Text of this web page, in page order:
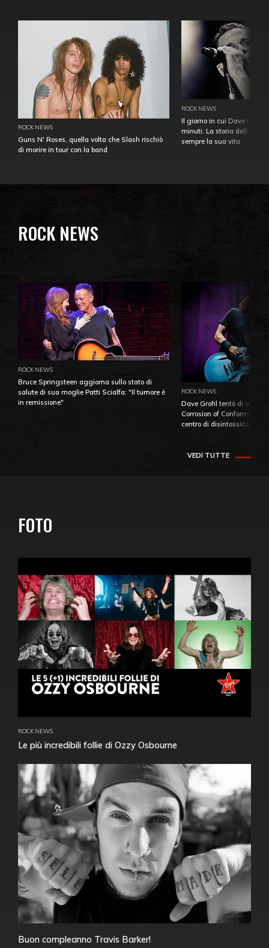
ROCK NEWS
Guns N' Roses, quella volta che Slash rischiò
di morire in tour con la band
ROCK NEWS
Il giorno in cui Dave
minuti. La storia
sempre la sua vita
ROCK NEWS
ROCK NEWS
Bruce Springsteen aggiorna sullo stato di
salute di sua moglie Patti Scialfa: "Il tumore è
in remissione"
ROCK NEWS
Dave Grohl tentò di
Corrosion of Conformity
centro di
VEDI TUTTE
FOTO
ROCK NEWS
Le più incredibili follie di Ozzy Osbourne
Buon compleanno Travis Barker!